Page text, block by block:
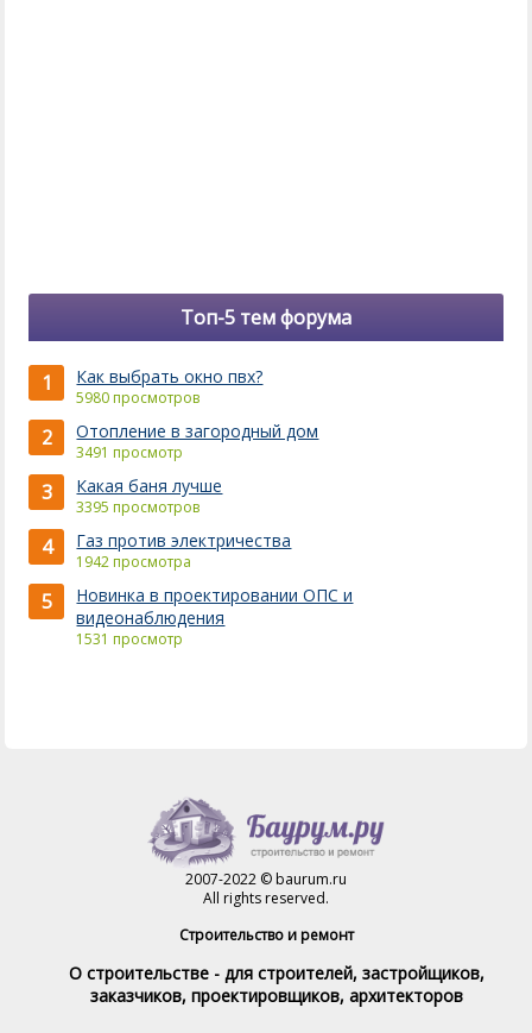
Топ-5 тем форума
1 Как выбрать окно пвх?
5980 просмотров
2 Отопление в загородный дом
3491 просмотр
3 Какая баня лучше
3395 просмотров
4 Газ против электричества
1942 просмотра
5
Новинка в проектировании ОПС и
видеонаблюдения
1531 просмотр
2007-2022 © baurum.ru
All rights reserved.
Строительство и ремонт
О строительстве - для строителей, застройщиков,
заказчиков, проектировщиков, архитекторов